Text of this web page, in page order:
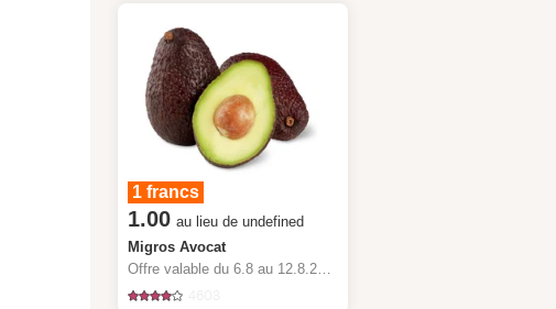
1 francs
1.00 au lieu de undefined
Migros Avocat
Offre valable du 6.8 au 12.8.2026, jusqu’à épuisement du stock.